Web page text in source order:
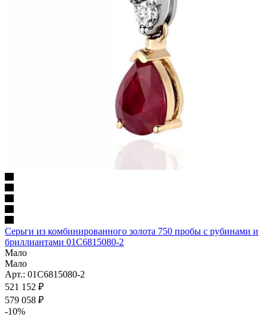
Серьги из комбинированного золота 750 пробы с рубинами и
бриллиантами 01С6815080-2
Мало
Мало
Арт.: 01С6815080-2
521 152 ₽
579 058 ₽
-10%